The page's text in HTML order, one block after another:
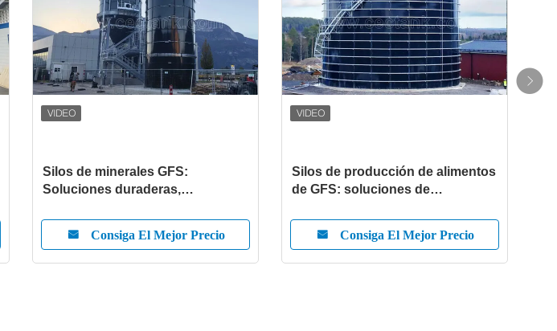
Silos de minerales GFS:
Soluciones duraderas,
alto rendimiento para materiales a
granel de Center Enamel
Consiga El Mejor Precio
Silos de producción de alimentos
de GFS: soluciones de
sostenibles y de alto rendimiento
de Center Enamel
Consiga El Mejor Precio